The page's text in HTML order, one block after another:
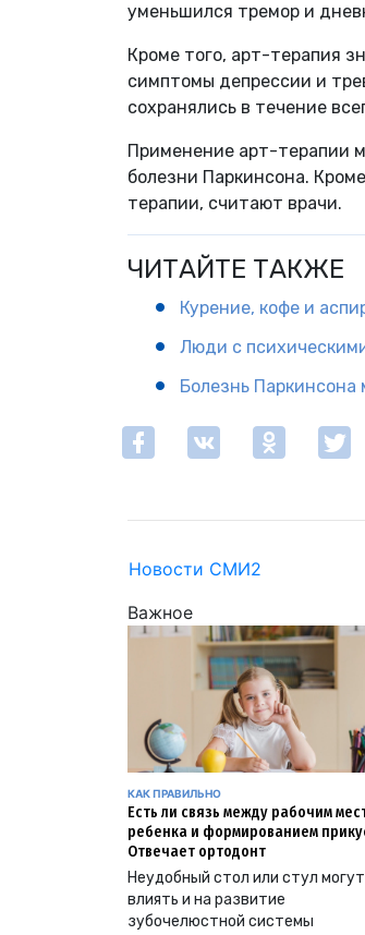
уменьшился тремор и
Кроме того, арт-терапия
симптомы депрессии и
сохранялись в течение
Применение арт-терапии
болезни Паркинсона.
терапии, считают врачи.
ЧИТАЙТЕ ТАКЖЕ
Курение, кофе и
Люди с
Болезнь
Новости СМИ2
Важное
КАК ПРАВИЛЬНО
Есть ли связь между рабочим
ребенка и формированием
Отвечает ортодонт
Неудобный стол или стул могут
влиять и на развитие
зубочелюстной системы